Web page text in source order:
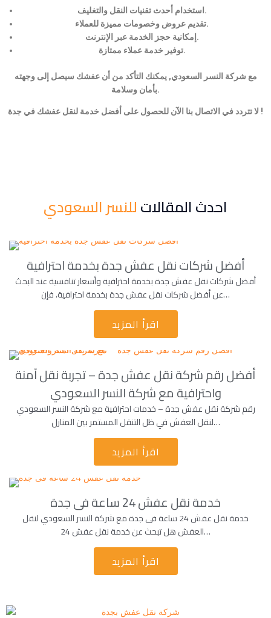
استخدام أحدث تقنيات النقل والتغليف.
تقديم عروض وخصومات مميزة للعملاء.
إمكانية حجز الخدمة عبر الإنترنت.
توفير خدمة عملاء ممتازة.
مع شركة النسر السعودي, يمكنك التأكد من أن عفشك سيصل إلى وجهته
بأمان وسلامة.
لا تتردد في الاتصال بنا الآن للحصول على أفضل خدمة لنقل عفشك في جدة !
احدث المقالاتللنسر السعودي
أفضل شركات نقل عفش جدة بخدمة احترافية
أفضل شركات نقل عفش جدة بخدمة احترافية وأسعار تنافسية عند البحث
عن أفضل شركات نقل عفش جدة بخدمة احترافية، فإن…
اقرأ المزيد
أفضل رقم شركة نقل عفش جدة – تجربة نقل آمنة
واحترافية مع شركة النسر السعودي
رقم شركة نقل عفش جدة – خدمات احترافية مع شركة النسر السعودي
لنقل العفش في ظل التنقل المستمر بين المنازل…
اقرأ المزيد
خدمة نقل عفش 24 ساعة فى جدة
خدمة نقل عفش 24 ساعة فى جدة مع شركة النسر السعودي لنقل
العفش هل تبحث عن خدمة نقل عفش 24…
اقرأ المزيد